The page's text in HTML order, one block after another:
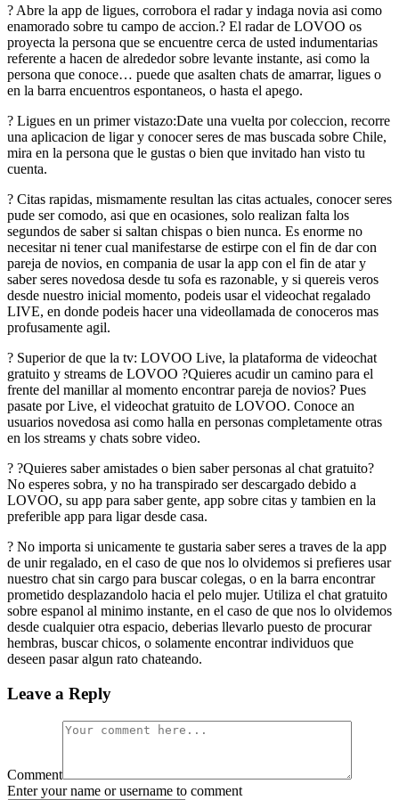
? Abre la app de ligues, corrobora el radar y indaga novia asi­ como
enamorado sobre tu campo de accion.? El radar de LOVOO os
proyecta la persona que se encuentre cerca de usted indumentarias
referente a hacen de alrededor sobre levante instante, asi­ como la
persona que conoce… puede que asalten chats de amarrar, ligues o
en la barra encuentros espontaneos, o hasta el apego.
? Ligues en un primer vistazo:Date una vuelta por coleccion, recorre
una aplicacion de ligar y conocer seres de mas buscada sobre Chile,
mira en la persona que le gustas o bien que invitado han visto tu
cuenta.
? Citas rapidas, mismamente resultan las citas actuales, conocer seres
pude ser comodo, asi que en ocasiones, solo realizan falta los
segundos de saber si saltan chispas o bien nunca. Es enorme no
necesitar ni tener cual manifestarse de estirpe con el fin de dar con
pareja de novios, en compania de usar la app con el fin de atar y
saber seres novedosa desde tu sofa es razonable, y si quereis veros
desde nuestro inicial momento, podeis usar el videochat regalado
LIVE, en donde podeis hacer una videollamada de conoceros mas
profusamente agil.
? Superior de que la tv: LOVOO Live, la plataforma de videochat
gratuito y streams de LOVOO ?Quieres acudir un camino para el
frente del manillar al momento encontrar pareja de novios? Pues
pasate por Live, el videochat gratuito de LOVOO. Conoce an
usuarios novedosa asi­ como halla en personas completamente otras
en los streams y chats sobre video.
? ?Quieres saber amistades o bien saber personas al chat gratuito?
No esperes sobra, y no ha transpirado ser descargado debido a
LOVOO, su app para saber gente, app sobre citas y tambien en la
preferible app para ligar desde casa.
? No importa si unicamente te gustaria saber seres a traves de la app
de unir regalado, en el caso de que nos lo olvidemos si prefieres usar
nuestro chat sin cargo para buscar colegas, o en la barra encontrar
prometido desplazandolo hacia el pelo mujer. Utiliza el chat gratuito
sobre espanol al mi­nimo instante, en el caso de que nos lo olvidemos
desde cualquier otra espacio, deberias llevarlo puesto de procurar
hembras, buscar chicos, o solamente encontrar individuos que
deseen pasar algun rato chateando.
Leave a Reply
Comment
Enter your name or username to comment